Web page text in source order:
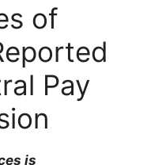
of
Pay
is